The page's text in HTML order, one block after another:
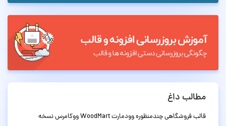
مطالب داغ
قالب فروشگاهی چندمنظوره وودمارت WoodMart ووکامرس نسخه